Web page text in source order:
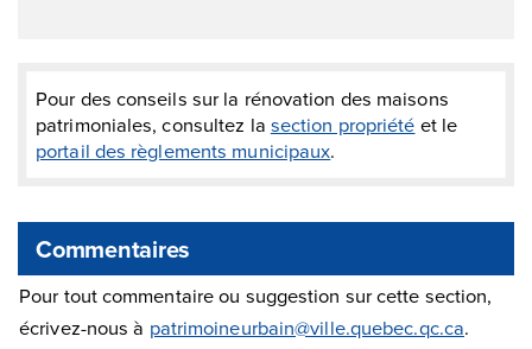
Pour des conseils sur la rénovation des maisons
patrimoniales, consultez la section propriété et le
portail des règlements municipaux.
Commentaires
Pour tout commentaire ou suggestion sur cette section,
écrivez-nous à patrimoineurbain@ville.quebec.qc.ca.